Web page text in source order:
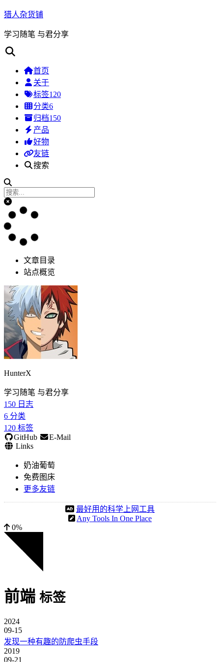
猎人杂货铺
学习随笔 与君分享
首页
关于
标签120
分类6
归档150
产品
好物
友链
搜索
文章目录
站点概览
HunterX
学习随笔 与君分享
150 日志
6 分类
120 标签
GitHub
E-Mail
Links
奶油葡萄
免费图床
更多友链
最好用的科学上网工具
Any Tools In One Place
0%
前端 标签
2024
09-15
发现一种有趣的防爬虫手段
2019
09-21